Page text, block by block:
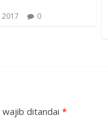
0
wajib ditandai *